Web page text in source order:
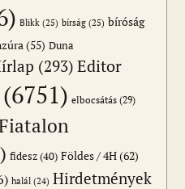
Blikk (25) bírság (25) bíróság
(55) Duna
(293) Editor
(6751) elbocsátás (29)
fidesz(40) Földes / 4H(62)
halál (24) Hirdetmények